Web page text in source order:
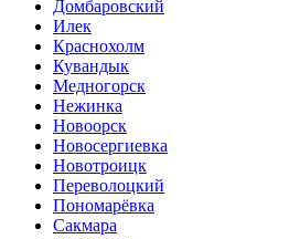
Домбаровский
Илек
Краснохолм
Кувандык
Медногорск
Нежинка
Новоорск
Новосергиевка
Новотроицк
Переволоцкий
Пономарёвка
Сакмара